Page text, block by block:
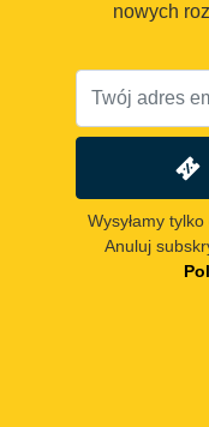
nowych
Wysyłamy
Anuluj